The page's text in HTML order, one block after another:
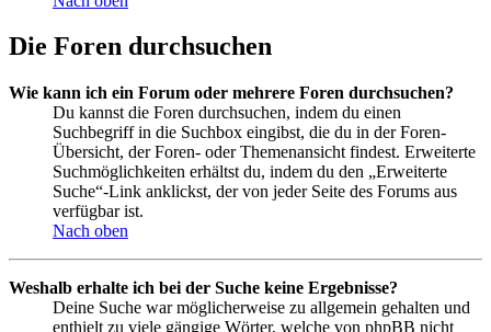
Die Foren durchsuchen
Wie kann ich ein Forum oder mehrere Foren durchsuchen?
Du kannst die Foren durchsuchen, indem du einen
Suchbegriff in die Suchbox eingibst, die du in der Foren-
Übersicht, der Foren- oder Themenansicht findest. Erweiterte
Suchmöglichkeiten erhältst du, indem du den „Erweiterte
Suche“-Link anklickst, der von jeder Seite des Forums aus
verfügbar ist.
Nach oben
Weshalb erhalte ich bei der Suche keine Ergebnisse?
Deine Suche war möglicherweise zu allgemein gehalten und
enthielt zu viele gängige Wörter, welche von phpBB nicht